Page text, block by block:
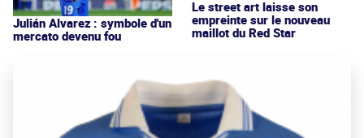
Julián Alvarez : symbole d'un
mercato devenu fou
Le street art laisse son
empreinte sur le nouveau
maillot du Red Star